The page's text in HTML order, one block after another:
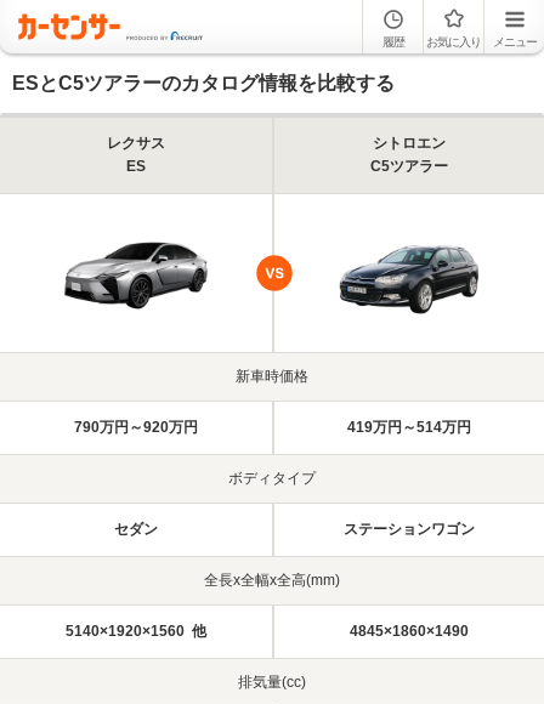
履歴 お気に入り メニュー
ESとC5ツアラーのカタログ情報を比較する
レクサス
ES
シトロエン
C5ツアラー
新車時価格
790万円～920万円 419万円～514万円
ボディタイプ
セダン ステーションワゴン
全長x全幅x全高(mm)
5140×1920×1560 他 4845×1860×1490
排気量(cc)